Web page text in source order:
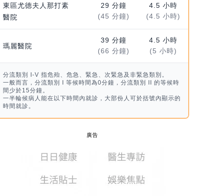
東區尤德夫人那打素
醫院
29 分鐘
(45 分鐘)
4.5 小時
(4.5 小時)
瑪麗醫院
39 分鐘
(66 分鐘)
4.5 小時
(5 小時)
分流類別 I-V 指危殆、危急、緊急、次緊急及非緊急類別。
一般而言，分流類別 I 等候時間為0分鐘，分流類別 II 的等候時
間少於15分鐘。
一半輪候病人能在以下時間內就診，大部份人可於括號內顯示的
時間就診。
廣告